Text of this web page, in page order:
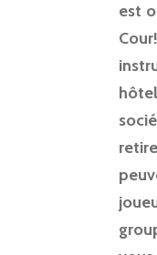
est